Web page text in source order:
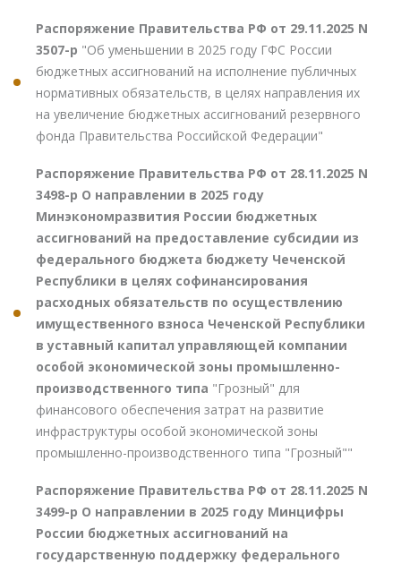
Распоряжение Правительства РФ от 29.11.2025 N
3507-р "Об уменьшении в 2025 году ГФС России
бюджетных ассигнований на исполнение публичных
нормативных обязательств, в целях направления их
на увеличение бюджетных ассигнований резервного
фонда Правительства Российской Федерации"
Распоряжение Правительства РФ от 28.11.2025 N
3498-р О направлении в 2025 году
Минэкономразвития России бюджетных
ассигнований на предоставление субсидии из
федерального бюджета бюджету Чеченской
Республики в целях софинансирования
расходных обязательств по осуществлению
имущественного взноса Чеченской Республики
в уставный капитал управляющей компании
особой экономической зоны промышленно-
производственного типа "Грозный" для
финансового обеспечения затрат на развитие
инфраструктуры особой экономической зоны
промышленно-производственного типа "Грозный""
Распоряжение Правительства РФ от 28.11.2025 N
3499-р О направлении в 2025 году Минцифры
России бюджетных ассигнований на
государственную поддержку федерального